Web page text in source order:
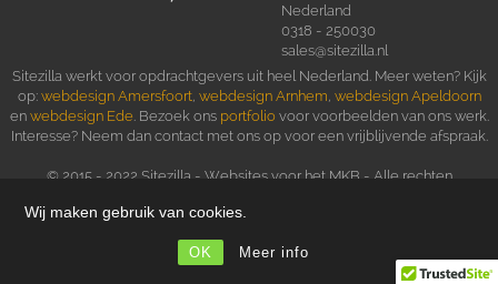
Wij maken gebruik van cookies.
OK Meer info
Nederland
0318 - 250030
sales@sitezilla.nl
Sitezilla werkt voor opdrachtgevers uit heel Nederland. Meer weten? Kijk
op: webdesign Amersfoort, webdesign Arnhem, webdesign Apeldoorn
en webdesign Ede. Bezoek ons portfolio voor voorbeelden van ons werk.
Interesse? Neem dan contact met ons op voor een vrijblijvende afspraak.
© 2015 - 2022 Sitezilla - Websites voor het MKB - Alle rechten
Terug naar de homepage